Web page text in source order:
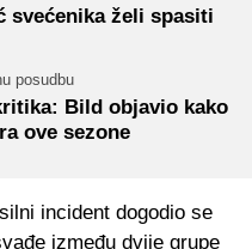
svećenika želi spasiti
posudbu
Bild objavio kako
ove sezone
incident dogodio se
između dvije grupe